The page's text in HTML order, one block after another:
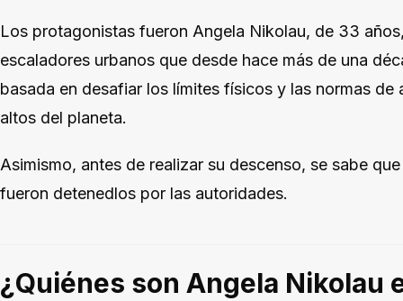
Los protagonistas fueron Angela Nikolau, de 33
escaladores urbanos que desde hace más de una
basada en desafiar los límites físicos y las normas
altos del planeta.
Asimismo, antes de realizar su descenso, se sabe
fueron detenedlos por las autoridades.
¿Quiénes son Angela Nikolau